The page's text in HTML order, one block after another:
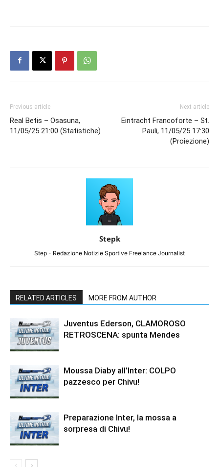
Previous article
Real Betis – Osasuna,
11/05/25 21:00 (Statistiche)
Next article
Eintracht Francoforte – St.
Pauli, 11/05/25 17:30
(Proiezione)
Stepk
Step - Redazione Notizie Sportive Freelance Journalist
RELATED ARTICLES MORE FROM AUTHOR
Juventus Ederson, CLAMOROSO
RETROSCENA: spunta Mendes
Moussa Diaby all’Inter: COLPO
pazzesco per Chivu!
Preparazione Inter, la mossa a
sorpresa di Chivu!